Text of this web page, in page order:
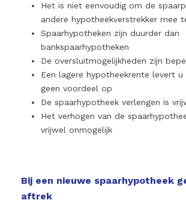
Het is niet eenvoudig om de
andere hypotheekverstrekker mee
Spaarhypotheken zijn duurder dan
bankspaarhypotheken
De oversluitmogelijkheden zijn
Een lagere hypotheekrente levert u
geen voordeel op
De spaarhypotheek verlengen is
Het verhogen van de
vrijwel onmogelijk
Bij een nieuwe spaarhypotheek
aftrek